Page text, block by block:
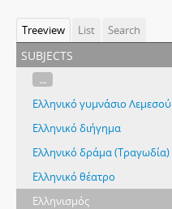
Treeview List Search
subjects
...
Ελληνικό γυμνάσιο Λεμεσού
Ελληνικό διήγημα
Ελληνικό δράμα (Τραγωδία)
Ελληνικό θέατρο
Ελληνισμός